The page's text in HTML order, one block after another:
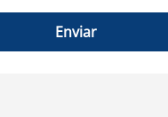
Enviar